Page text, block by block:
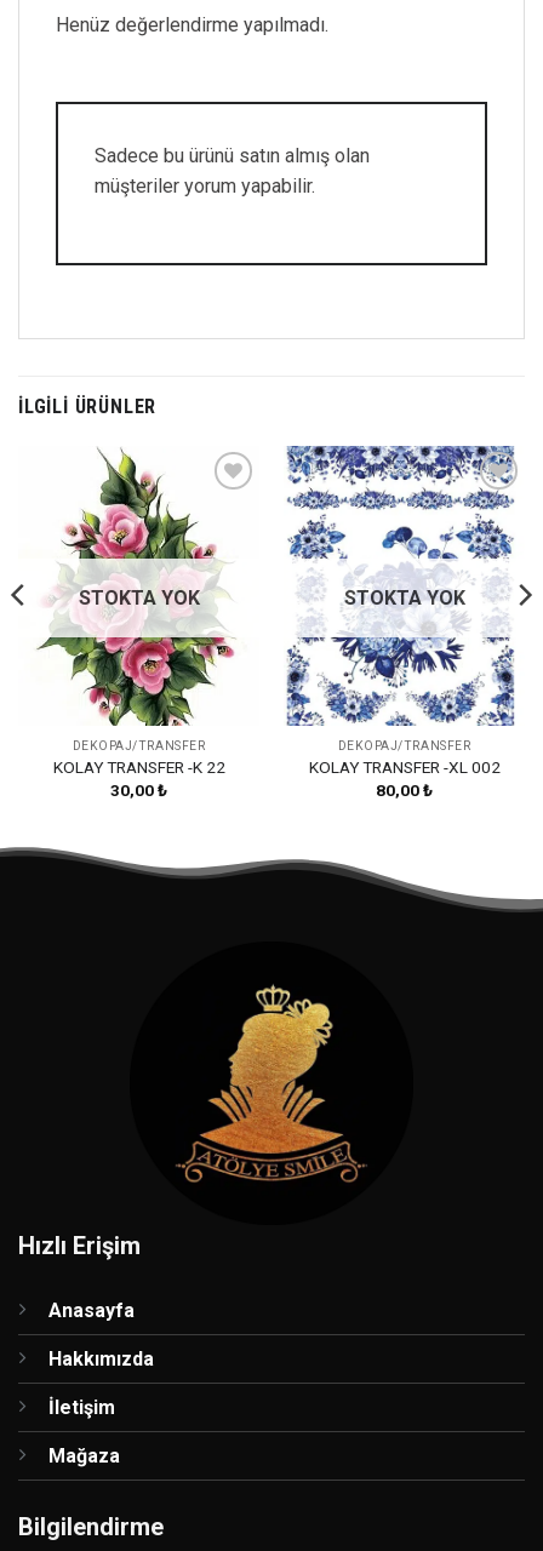
Henüz değerlendirme yapılmadı.
Sadece bu ürünü satın almış olan
müşteriler yorum yapabilir.
İLGILI ÜRÜNLER
Favorilerime
Ekle
STOKTA YOK
DEKOPAJ/TRANSFER
KOLAY TRANSFER -K 22
30,00₺
Favorilerime
Ekle
STOKTA YOK
DEKOPAJ/TRANSFER
KOLAY TRANSFER -XL 002
80,00₺
Hızlı Erişim
Anasayfa
Hakkımızda
İletişim
Mağaza
Bilgilendirme